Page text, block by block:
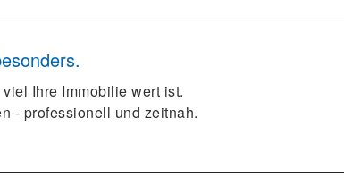
Ihre Immobilie wert ist.
- professionell und zeitnah.